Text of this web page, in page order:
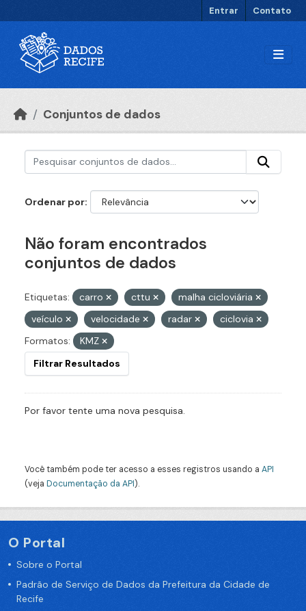
Entrar Contato
Conjuntos de dados
Ordenar por
Não foram encontrados
conjuntos de dados
Etiquetas: carro cttu
malha cicloviária
veículo
velocidade radar
ciclovia
Formatos:
KMZ
Filtrar Resultados
Por favor tente uma nova pesquisa.
Você também pode ter acesso a esses registros usando a API
(veja Documentação da API).
O Portal
Sobre o Portal
Padrão de Serviço de Dados da Prefeitura da Cidade de
Recife